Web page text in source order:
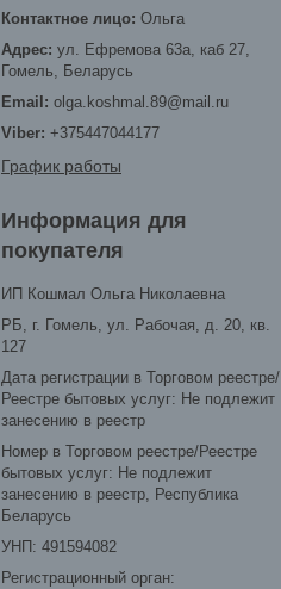
Ольга
ул. Ефремова 63а, каб 27,
Гомель, Беларусь
olga.koshmal.89@mail.ru
+375447044177
График работы
Информация для
покупателя
ИП Кошмал Ольга Николаевна
РБ, г. Гомель, ул. Рабочая, д. 20, кв.
127
Дата регистрации в Торговом реестре/
Реестре бытовых услуг: Не подлежит
занесению в реестр
Номер в Торговом реестре/Реестре
бытовых услуг: Не подлежит
занесению в реестр, Республика
Беларусь
УНП: 491594082
Регистрационный орган: